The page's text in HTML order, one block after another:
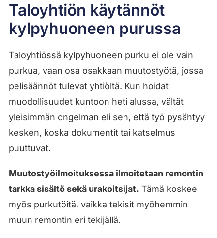
Taloyhtiön käytännöt
kylpyhuoneen purussa
Taloyhtiössä kylpyhuoneen purku ei ole vain
purkua, vaan osa osakkaan muutostyötä, jossa
pelisäännöt tulevat yhtiöltä. Kun hoidat
muodollisuudet kuntoon heti alussa, vältät
yleisimmän ongelman eli sen, että työ pysähtyy
kesken, koska dokumentit tai katselmus
puuttuvat.
Muutostyöilmoituksessa ilmoitetaan remontin
tarkka sisältö sekä urakoitsijat. Tämä koskee
myös purkutöitä, vaikka tekisit myöhemmin
muun remontin eri tekijällä.